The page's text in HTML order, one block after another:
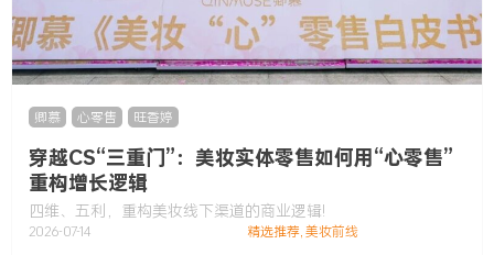
卿慕 心零售 旺香婷
穿越CS“三重门”：美妆实体零售如何用“心零售”
重构增长逻辑
四维、五利，重构美妆线下渠道的商业逻辑!
2026-07-14 精选推荐,美妆前线